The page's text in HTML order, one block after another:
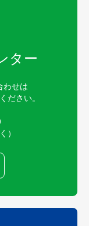
ター
わせは
ださい。
）